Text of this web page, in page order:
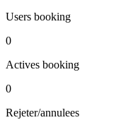
Users booking
0
Actives booking
0
Rejeter/annulees